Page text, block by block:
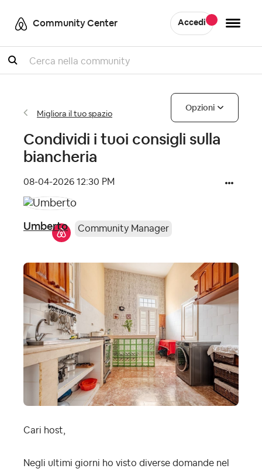
Community Center Accedi
Cercare
Migliora il tuo spazio
Opzioni
Condividi i tuoi consigli sulla
biancheria
‎08-04-2026 12:30 PM
Umberto Community Manager
Cari host,
Negli ultimi giorni ho visto diverse domande nel